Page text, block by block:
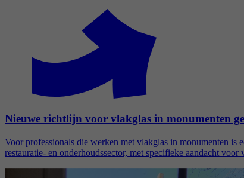
Nieuwe richtlijn voor vlakglas in monumenten
Voor professionals die werken met vlakglas in monumenten
restauratie- en onderhoudssector, met specifieke aandacht voor